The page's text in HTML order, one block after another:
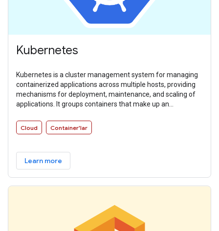
Kubernetes
Kubernetes is a cluster management system for managing
containerized applications across multiple hosts, providing
mechanisms for deployment, maintenance, and scaling of
applications. It groups containers that make up an
discovery.
Cloud Container'lar
Learn more